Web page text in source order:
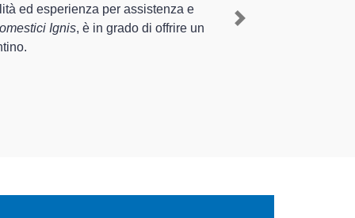
Ignis a Carpaneto Piacentino
di diverse tipologie sugli elettrodomestici
Next